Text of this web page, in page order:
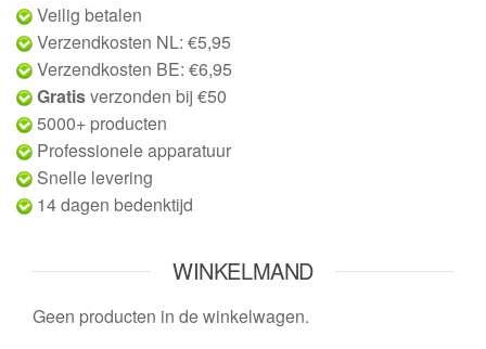
Veilig betalen
Verzendkosten NL: €5,95
Verzendkosten BE: €6,95
Gratisverzonden bij €50
5000+ producten
Professionele apparatuur
Snelle levering
14 dagen bedenktijd
WINKELMAND
Geen producten in de winkelwagen.